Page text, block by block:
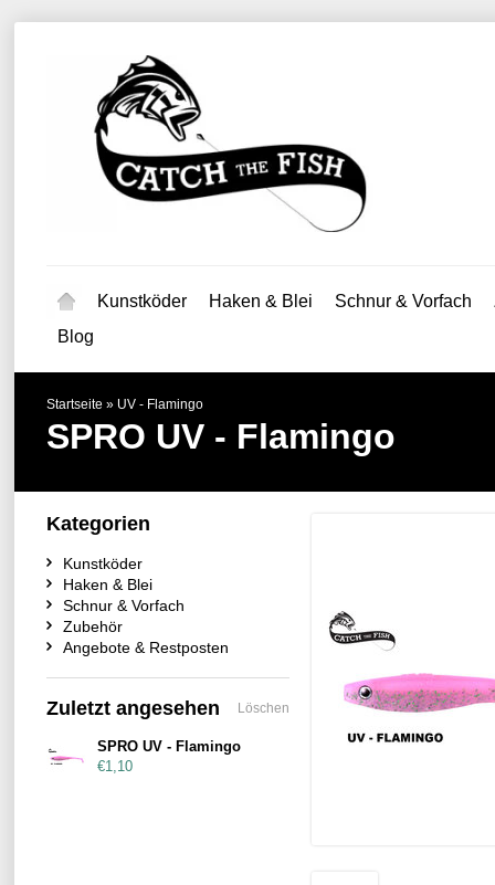
Kunstköder Haken & Blei Schnur & Vorfach
Blog
Startseite » UV - Flamingo
SPRO UV - Flamingo
Kategorien
Kunstköder
Haken & Blei
Schnur & Vorfach
Zubehör
Angebote & Restposten
Zuletzt angesehen Löschen
SPRO UV - Flamingo
€1,10